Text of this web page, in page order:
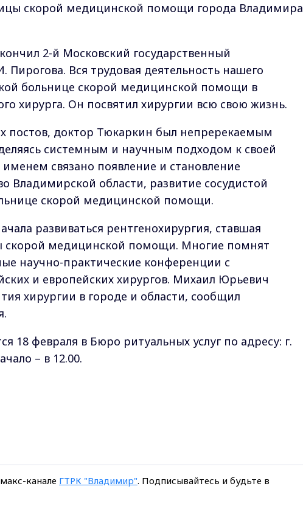
скорой медицинской помощи города Владимира
2-й Московский государственный
Вся трудовая деятельность нашего
больнице скорой медицинской помощи в
хирурга. Он посвятил хирургии всю свою жизнь.
постов, доктор Тюкаркин был непререкаемым
системным и научным подходом к своей
связано появление и становление
Владимирской области, развитие сосудистой
скорой медицинской помощи.
развиваться рентгенохирургия, ставшая
скорой медицинской помощи. Многие помнят
научно-практические конференции с
и европейских хирургов. Михаил Юрьевич
хирургии в городе и области, сообщил
18 февраля в Бюро ритуальных услуг по адресу: г.
– в 12.00.
канале ГТРК "Владимир". Подписывайтесь и будьте в